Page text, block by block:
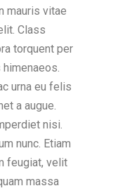
mauris vitae
Class
torquent per
urna eu felis
a augue.
nisi.
nunc. Etiam
feugiat, velit
massa